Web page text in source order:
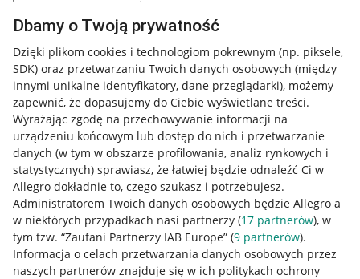
Dbamy o Twoją prywatność
Dzięki plikom cookies i technologiom pokrewnym (np. piksele,
SDK) oraz przetwarzaniu Twoich danych osobowych (między
innymi unikalne identyfikatory, dane przeglądarki), możemy
zapewnić, że dopasujemy do Ciebie wyświetlane treści.
Wyrażając zgodę na przechowywanie informacji na
urządzeniu końcowym lub dostęp do nich i przetwarzanie
danych (w tym w obszarze profilowania, analiz rynkowych i
statystycznych) sprawiasz, że łatwiej będzie odnaleźć Ci w
Allegro dokładnie to, czego szukasz i potrzebujesz.
Administratorem Twoich danych osobowych będzie Allegro a
w niektórych przypadkach nasi partnerzy (17 partnerów), w
tym tzw. “Zaufani Partnerzy IAB Europe” (9 partnerów).
Informacja o celach przetwarzania danych osobowych przez
naszych partnerów znajduje się w ich politykach ochrony
Przydatne informacje